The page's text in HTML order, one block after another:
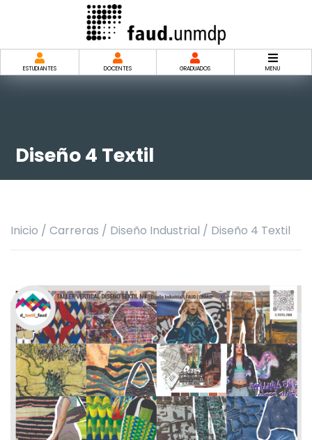
ESTUDIANTES DOCENTES GRADUADOS MENU
Diseño 4 Textil
Inicio / Carreras / Diseño Industrial / Diseño 4 Textil